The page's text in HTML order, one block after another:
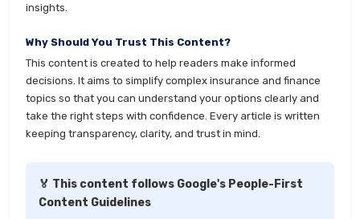
insights.
Why Should You Trust This Content?
This content is created to help readers make informed
decisions. It aims to simplify complex insurance and finance
topics so that you can understand your options clearly and
take the right steps with confidence. Every article is written
keeping transparency, clarity, and trust in mind.
🏅 This content follows Google's People-First
Content Guidelines